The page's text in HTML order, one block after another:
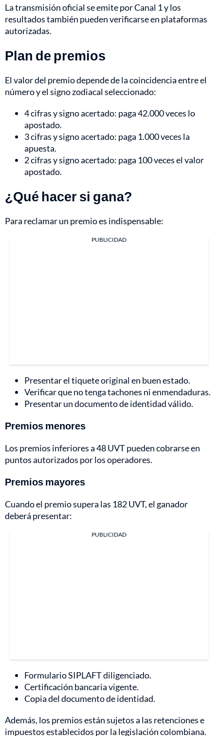
La transmisión oficial se emite por Canal 1 y los
resultados también pueden verificarse en plataformas
autorizadas.
Plan de premios
El valor del premio depende de la coincidencia entre el
número y el signo zodiacal seleccionado:
4 cifras y signo acertado: paga 42.000 veces lo
apostado.
3 cifras y signo acertado: paga 1.000 veces la
apuesta.
2 cifras y signo acertado: paga 100 veces el valor
apostado.
¿Qué hacer si gana?
Para reclamar un premio es indispensable:
PUBLICIDAD
Presentar el tiquete original en buen estado.
Verificar que no tenga tachones ni enmendaduras.
Presentar un documento de identidad válido.
Premios menores
Los premios inferiores a 48 UVT pueden cobrarse en
puntos autorizados por los operadores.
Premios mayores
Cuando el premio supera las 182 UVT, el ganador
deberá presentar:
PUBLICIDAD
Formulario SIPLAFT diligenciado.
Certificación bancaria vigente.
Copia del documento de identidad.
Además, los premios están sujetos a las retenciones e
impuestos establecidos por la legislación colombiana.